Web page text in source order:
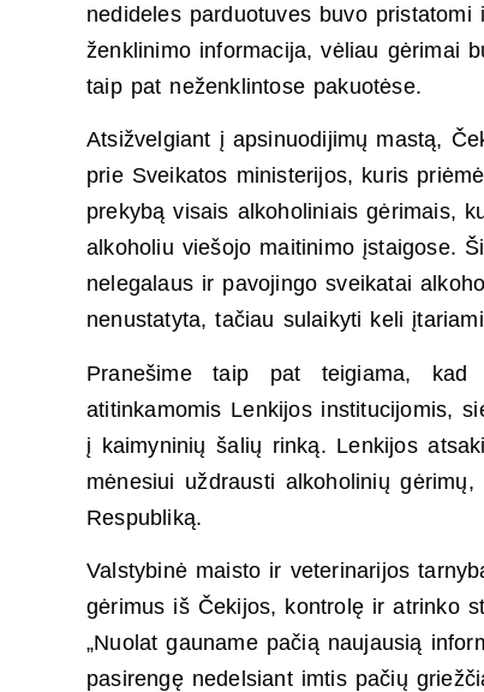
nedideles parduotuves buvo
ženklinimo informacija, vėliau gėrimai
taip pat neženklintose pakuotėse.
Atsižvelgiant į apsinuodijimų mastą,
prie Sveikatos ministerijos, kuris
prekybą visais alkoholiniais gėrimais,
alkoholiu viešojo maitinimo įstaigose.
nelegalaus ir pavojingo sveikatai
nenustatyta, tačiau sulaikyti keli
Pranešime taip pat teigiama, kad
atitinkamomis Lenkijos institucijomis,
į kaimyninių šalių rinką. Lenkijos
mėnesiui uždrausti alkoholinių
Respubliką.
Valstybinė maisto ir veterinarijos
gėrimus iš Čekijos, kontrolę ir atrinko
„Nuolat gauname pačią naujausią
pasirengę nedelsiant imtis pačių